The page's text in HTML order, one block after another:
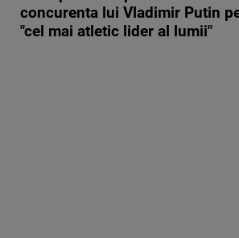
concurenta lui Vladimir Putin
"cel mai atletic lider al lumii"